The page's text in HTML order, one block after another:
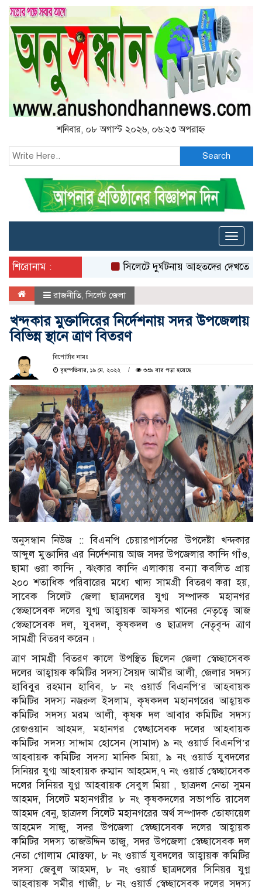
শনিবার, ০৮ অগাস্ট ২০২৬, ০৬:২৩ অপরাহ্ন
Search
Toggle
শিরোনাম :
সিলেটে দুর্ঘটনায় আহতদের দেখতে
রাজনীতি,সিলেট জেলা
খন্দকার মুক্তাদিরের নির্দেশনায় সদর উপজেলায়
বিভিন্ন স্থানে ত্রাণ বিতরণ
রিপোর্টার নামঃ
বৃহস্পতিবার, ১৯ মে, ২০২২
৩৩৯ বার পড়া হয়েছে
অনুসন্ধান নিউজ :: বিএনপি চেয়ারপার্সনের উপদেষ্টা খন্দকার
আব্দুল মুক্তাদির এর নির্দেশনায় আজ সদর উপজেলার কান্দি গাঁও,
ছামা ওরা কান্দি , ঝংকার কান্দি এলাকায় বন্যা কবলিত প্রায়
২০০ শতাধিক পরিবারের মধ্যে খাদ্য সামগ্রী বিতরণ করা হয়,
সাবেক সিলেট জেলা ছাত্রদলের যুগ্ম সম্পাদক মহানগর
স্বেচ্ছাসেবক দলের যুগ্ম আহ্বায়ক আফসর খানের নেতৃত্বে আজ
স্বেচ্ছাসেবক দল, যুবদল, কৃষকদল ও ছাত্রদল নেতৃবৃন্দ ত্রাণ
সামগ্রী বিতরণ করেন ।
ত্রাণ সামগ্রী বিতরণ কালে উপস্থিত ছিলেন জেলা স্বেচ্ছাসেবক
দলের আহ্বায়ক কমিটির সদস্য সৈয়দ আমীর আলী, জেলার সদস্য
হাবিবুর রহমান হাবিব, ৮ নং ওয়ার্ড বিএনপি’র আহবায়ক
কমিটির সদস্য নজরুল ইসলাম, কৃষকদল মহানগরের আহ্বায়ক
কমিটির সদস্য মরম আলী, কৃষক দল আবার কমিটির সদস্য
রেজওয়ান আহমদ, মহানগর স্বেচ্ছাসেবক দলের আহবায়ক
কমিটির সদস্য সাদ্দাম হোসেন (সামাদ) ৯ নং ওয়ার্ড বিএনপি’র
আহবায়ক কমিটির সদস্য মানিক মিয়া, ৯ নং ওয়ার্ড যুবদলের
সিনিয়র যুগ্ম আহবায়ক রুম্মান আহমেদ,৭ নং ওয়ার্ড স্বেচ্ছাসেবক
দলের সিনিয়র যুগ্ন আহবায়ক সেবুল মিয়া , ছাত্রদল নেতা সুমন
আহমদ, সিলেট মহানগরীর ৮ নং কৃষকদলের সভাপতি রাসেল
আহমদ বেনু, ছাত্রদল সিলেট মহানগরের অর্থ সম্পাদক তোফায়েল
আহমেদ সাজু, সদর উপজেলা স্বেচ্ছাসেবক দলের আহ্বায়ক
কমিটির সদস্য তাজউদ্দিন তাজু, সদর উপজেলা স্বেচ্ছাসেবক দল
নেতা গোলাম মোস্তফা, ৮ নং ওয়ার্ড যুবদলের আহ্বায়ক কমিটির
সদস্য জেবুল আহমদ, ৮ নং ওয়ার্ড ছাত্রদলের সিনিয়র যুগ্ন
আহবায়ক সমীর গাজী, ৮ নং ওয়ার্ড স্বেচ্ছাসেবক দলের সদস্য